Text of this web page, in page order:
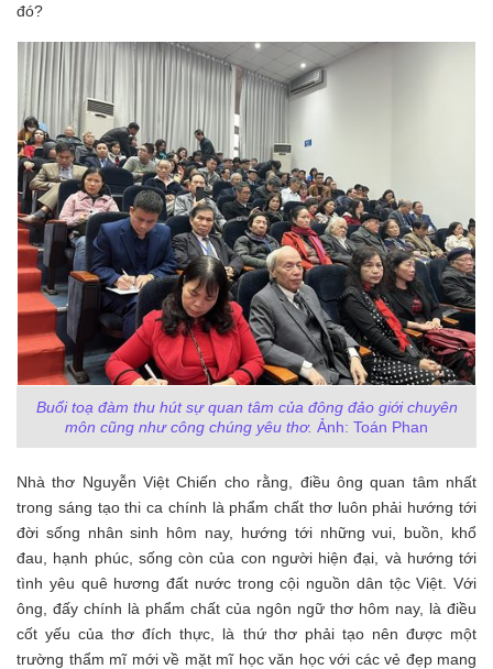
đó?
Buổi toạ đàm thu hút sự quan tâm của đông đảo giới chuyên
môn cũng như công chúng yêu thơ. Ảnh: Toán Phan
Nhà thơ Nguyễn Việt Chiến cho rằng, điều ông quan tâm nhất
trong sáng tạo thi ca chính là phẩm chất thơ luôn phải hướng tới
đời sống nhân sinh hôm nay, hướng tới những vui, buồn, khổ
đau, hạnh phúc, sống còn của con người hiện đại, và hướng tới
tình yêu quê hương đất nước trong cội nguồn dân tộc Việt. Với
ông, đấy chính là phẩm chất của ngôn ngữ thơ hôm nay, là điều
cốt yếu của thơ đích thực, là thứ thơ phải tạo nên được một
trường thẩm mĩ mới về mặt mĩ học văn học với các vẻ đẹp mang